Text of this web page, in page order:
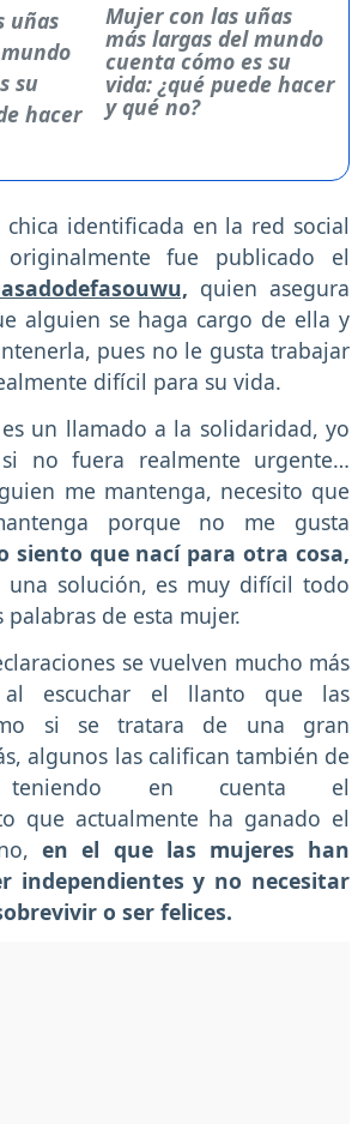
Mujer con las uñas
más largas del mundo
cuenta cómo es su
vida: ¿qué puede hacer
y qué no?
identificada en la red social
originalmente fue publicado el
quien asegura
alguien se haga cargo de ella y
pues no le gusta trabajar
difícil para su vida.
es un llamado a la solidaridad, yo
no fuera realmente urgente…
me mantenga, necesito que
porque no me gusta
siento que nací para otra cosa,
una solución, es muy difícil todo
palabras de esta mujer.
se vuelven mucho más
al escuchar el llanto que las
si se tratara de una gran
algunos las califican también de
teniendo en cuenta el
que actualmente ha ganado el
en el que las mujeres han
independientes y no necesitar
o ser felices.